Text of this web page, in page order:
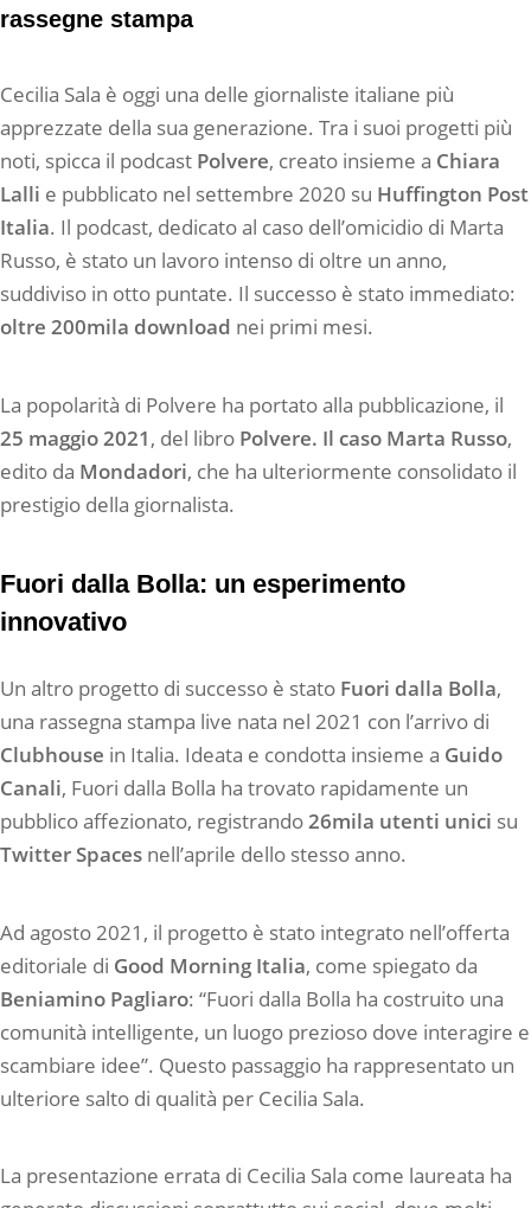
rassegne stampa
Cecilia Sala è oggi una delle giornaliste italiane più
apprezzate della sua generazione. Tra i suoi progetti più
noti, spicca il podcast Polvere, creato insieme a Chiara
Lalli e pubblicato nel settembre 2020 su Huffington Post
Italia. Il podcast, dedicato al caso dell’omicidio di Marta
Russo, è stato un lavoro intenso di oltre un anno,
suddiviso in otto puntate. Il successo è stato immediato:
oltre 200mila download nei primi mesi.
La popolarità di Polvere ha portato alla pubblicazione, il
25 maggio 2021, del libro Polvere. Il caso Marta Russo,
edito da Mondadori, che ha ulteriormente consolidato il
prestigio della giornalista.
Fuori dalla Bolla: un esperimento
innovativo
Un altro progetto di successo è stato Fuori dalla Bolla,
una rassegna stampa live nata nel 2021 con l’arrivo di
Clubhouse in Italia. Ideata e condotta insieme a Guido
Canali, Fuori dalla Bolla ha trovato rapidamente un
pubblico affezionato, registrando26mila utenti unici su
Twitter Spaces nell’aprile dello stesso anno.
Ad agosto 2021, il progetto è stato integrato nell’offerta
editoriale di Good Morning Italia, come spiegato da
Beniamino Pagliaro: “Fuori dalla Bolla ha costruito una
comunità intelligente, un luogo prezioso dove interagire e
scambiare idee”. Questo passaggio ha rappresentato un
ulteriore salto di qualità per Cecilia Sala.
La presentazione errata di Cecilia Sala come laureata ha